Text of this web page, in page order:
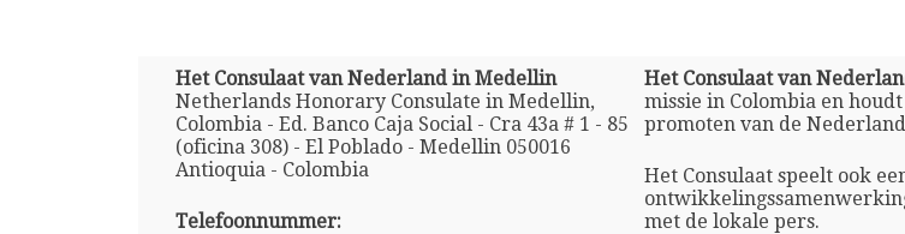
Het Consulaat van Nederland in Medellin
Netherlands Honorary Consulate in Medellin,
Colombia - Ed. Banco Caja Social - Cra 43a # 1 - 85
(oficina 308) - El Poblado - Medellin 050016
Antioquia - Colombia
Telefoonnummer:
Het Consulaat van
missie in Colombia en
promoten van de
Het Consulaat speelt ook
met de lokale pers.